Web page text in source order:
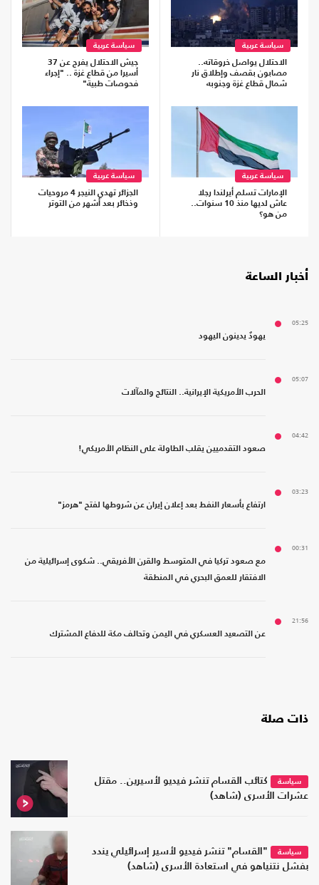
سياسة عربية
الاحتلال يواصل خروقاته..
مصابون بقصف وإطلاق نار
شمال قطاع غزة وجنوبه
سياسة عربية
جيش الاحتلال يفرج عن 37
أسيرا من قطاع غزة .. "إجراء
فحوصات طبية"
سياسة عربية
الإمارات تسلم أيرلندا رجلا
عاش لديها منذ 10 سنوات..
من هو؟
سياسة عربية
الجزائر تهدي النيجر 4 مروحيات
وذخائر بعد أشهر من التوتر
أخبار الساعة
05:25
يهودٌ يدينون اليهود
05:07
الحرب الأمريكية الإيرانية.. النتائج والمآلات
04:42
صعود التقدميين يقلب الطاولة على النظام الأمريكي!
03:23
ارتفاع بأسعار النفط بعد إعلان إيران عن شروطها لفتح "هرمز"
00:31
مع صعود تركيا في المتوسط والقرن الأفريقي.. شكوى إسرائيلية من
الافتقار للعمق البحري في المنطقة
21:56
عن التصعيد العسكري في اليمن وتحالف مكة للدفاع المشترك
ذات صلة
سياسة
كتائب القسام تنشر فيديو لأسيرين.. مقتل
عشرات الأسرى (شاهد)
سياسة
"القسام" تنشر فيديو لأسير إسرائيلي يندد
بفشل نتنياهو في استعادة الأسرى (شاهد)